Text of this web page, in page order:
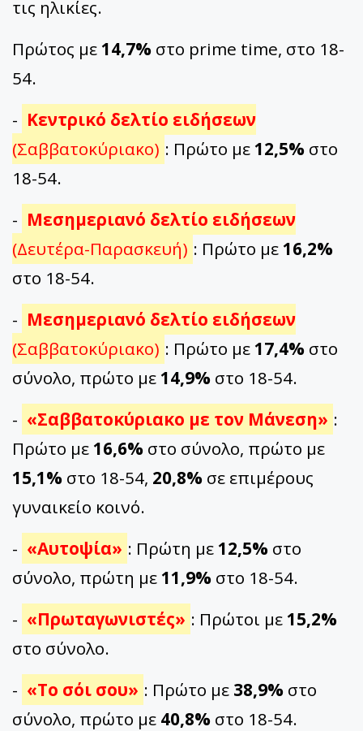
τις ηλικίες.
Πρώτος με 14,7% στο prime time, στο 18-
54.
- Κεντρικό δελτίο ειδήσεων
(Σαββατοκύριακο) : Πρώτο με 12,5% στο
18-54.
- Μεσημεριανό δελτίο ειδήσεων
(Δευτέρα-Παρασκευή) : Πρώτο με 16,2%
στο 18-54.
- Μεσημεριανό δελτίο ειδήσεων
(Σαββατοκύριακο) : Πρώτο με 17,4% στο
σύνολο, πρώτο με 14,9% στο 18-54.
- «Σαββατοκύριακο με τον Μάνεση» :
Πρώτο με 16,6% στο σύνολο, πρώτο με
15,1% στο 18-54, 20,8% σε επιμέρους
γυναικείο κοινό.
- «Αυτοψία» : Πρώτη με 12,5% στο
σύνολο, πρώτη με 11,9% στο 18-54.
- «Πρωταγωνιστές» : Πρώτοι με 15,2%
στο σύνολο.
- «Το σόι σου» : Πρώτο με 38,9% στο
σύνολο, πρώτο με 40,8% στο 18-54.